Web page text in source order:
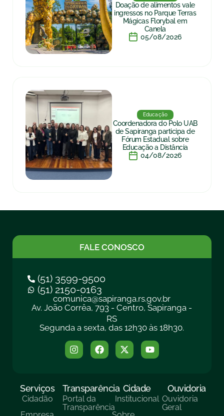
Doação de alimentos vale
ingressos no Parque Terras
Mágicas Florybal em
Canela
05/08/2026
Educação
Coordenadora do Polo UAB
de Sapiranga participa de
Fórum Estadual sobre
Educação a Distância
04/08/2026
FALE CONOSCO
(51) 3599-9500
(51) 2150-0163
comunica@sapiranga.rs.gov.br
Av. João Corrêa, 793 - Centro, Sapiranga -
RS
Segunda a sexta, das 12h30 às 18h30.
Serviços
Cidadão
Transparência
Portal da
Transparência
Cidade
Institucional
Ouvidoria
Ouvidoria
Geral